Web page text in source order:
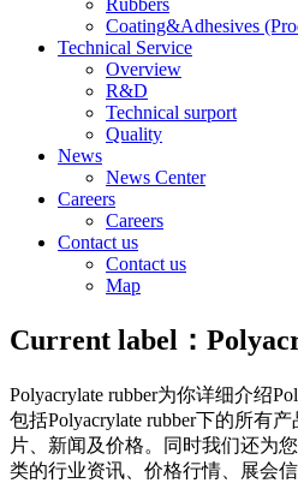
Rubbers
Coating&Adhesives
Technical Service
Overview
R&D
Technical surport
Quality
News
News Center
Careers
Careers
Contact us
Contact us
Map
Current label：
Polyacrylate rubber为你详细介绍
包括Polyacrylate rubber下的所有产
片、新闻及价格。同时我们还为
类的行业资讯、价格行情、展会